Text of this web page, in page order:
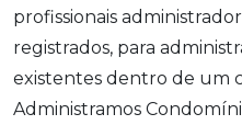
profissionais
registrados, para
existentes dentro de um
Administramos